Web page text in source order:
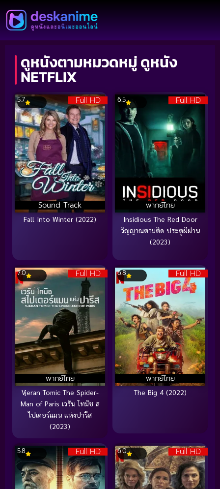
ดูหนังตามหมวดหมู่ ดูหนัง
NETFLIX
Full HD
Sound Track
5.7
Fall Into Winter (2022)
Full HD
พากย์ไทย
6.5
Insidious The Red Door
วิญญาณตามติด ประตูผีผ่าน
(2023)
Full HD
พากย์ไทย
7.0
Vjeran Tomic The Spider-
Man of Paris เวรัน โทมิช ส
ไปเดอร์แมน แห่งปารีส
(2023)
Full HD
พากย์ไทย
6.8
The Big 4 (2022)
Full HD
5.8 Full HD
6.0